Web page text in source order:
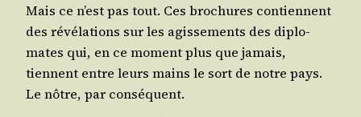
Mais ce n’est pas tout. Ces bro­chures contiennent
des révé­la­tions sur les agis­se­ments des diplo­
mates qui, en ce moment plus que jamais,
tiennent entre leurs mains le sort de notre pays.
Le nôtre, par conséquent.